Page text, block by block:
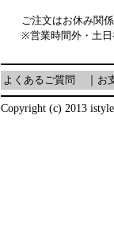
ご注文はお休み関
※営業時間外・土日
よくあるご質問 お
Copyright (c) 2013